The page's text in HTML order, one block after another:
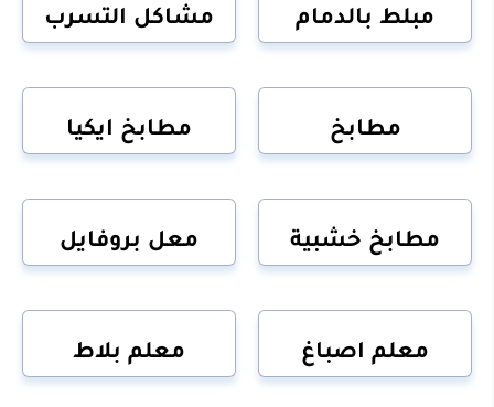
مبلط بالدمام مشاكل التسرب
مطابخ مطابخ ايكيا
مطابخ خشبية معل بروفايل
معلم اصباغ معلم بلاط